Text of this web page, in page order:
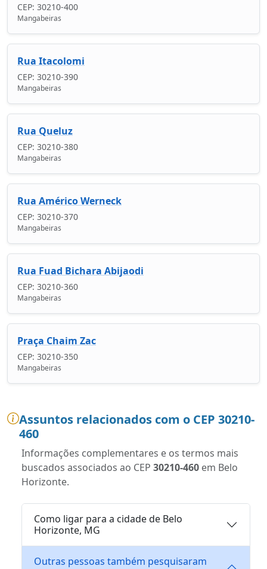
CEP: 30210-400
Mangabeiras
Rua Itacolomi
CEP: 30210-390
Mangabeiras
Rua Queluz
CEP: 30210-380
Mangabeiras
Rua Américo Werneck
CEP: 30210-370
Mangabeiras
Rua Fuad Bichara Abijaodi
CEP: 30210-360
Mangabeiras
Praça Chaim Zac
CEP: 30210-350
Mangabeiras
Assuntos relacionados com o CEP 30210-
460
Informações complementares e os termos mais
buscados associados ao CEP 30210-460 em Belo
Horizonte.
Como ligar para a cidade de Belo
Horizonte, MG
Outras pessoas também pesquisaram